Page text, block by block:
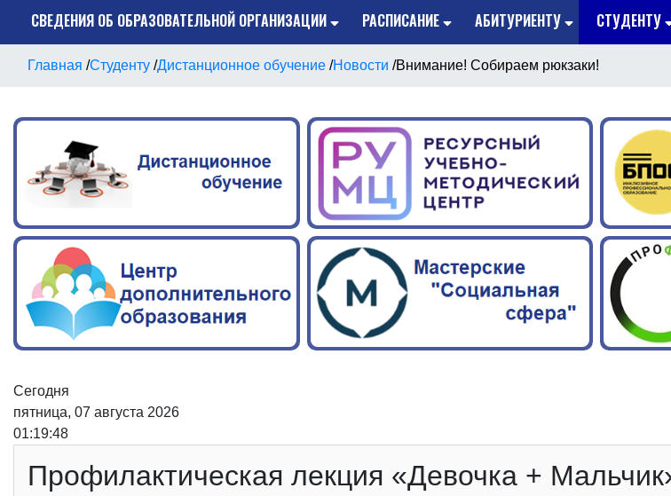
СВЕДЕНИЯ ОБ ОБРАЗОВАТЕЛЬНОЙ ОРГАНИЗАЦИИ РАСПИСАНИЕ АБИТУРИЕНТУ СТУДЕНТУ
Главная /Студенту /Дистанционное обучение /Новости /Внимание! Собираем рюкзаки!
Сегодня
пятница, 07 августа 2026
01:19:48
Профилактическая лекция «Девочка +